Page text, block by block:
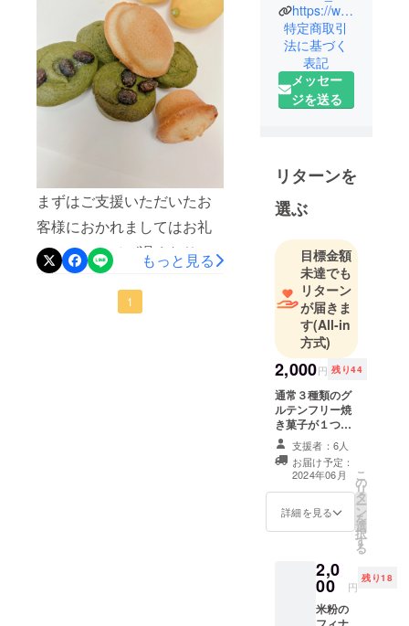
みでございます。皆様には
大変ご迷惑をおかけいたし
ますがご理解いただけます
ようお願い申し上げます。
まずはご支援いただいたお
客様におかれましてはお礼
のメッセージが遅くなり大
変申し訳ございません。こ
の度は当プロジェクトにご
もっと見る
1
オーナーが
手掛ける米
粉の焼き菓
子専門店
米粉~Kome-
Kona~と申し
大阪のシェ
アキッチン
にて広島出
ともあり広
島レモンの
創作料理を
提供してお
ります。そ
の中のデ
ザートとし
て人気の高
いグルテン
フリーの焼
き菓子をこ
の度新ブラ
ンドを立ち
上げてECサ
イトにて販
した。
新ブランド
https://www.instagram.com/lemons.you.guu/
特定商取引
法に基づく
表記
メッセー
ジを送る
リターンを
選ぶ
目標金額
未達でも
リターン
が届きま
す(All-in
方式)
2,000円 残り44
通常３種類のグ
ルテンフリー焼
き菓子が１つず
つの１セットで
す レモン香るガ
トーショコラ ふ
んわりレモン
ケーキ 和なん
しぇ（プレー
品のラベルに表
記されます。 商
品開封前には必
ずお届けのリ
支援者：6人
お届け予定：
2024年06月
詳細を見る
こ
の
リ
タ
ー
ン
を
選
択
す
る
2,0
00 円
残り18
米粉の